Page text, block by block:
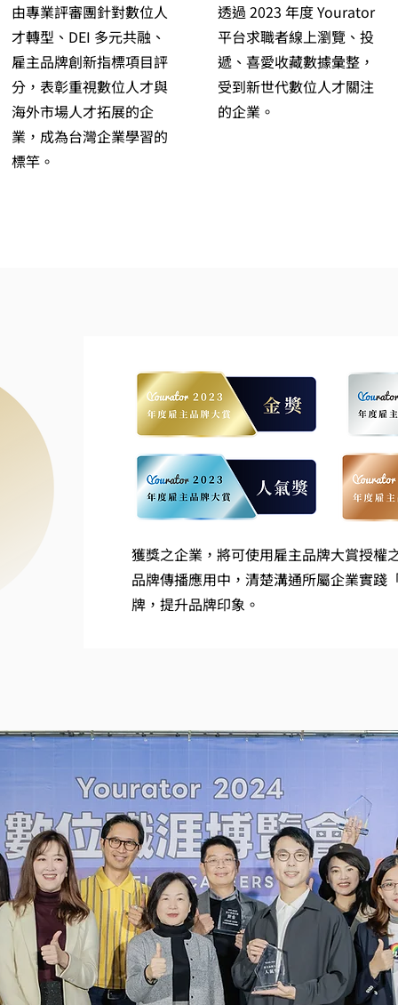
由專業評審團針對數位人
才轉型、DEI 多元共融、
雇主品牌創新指標項目評
分，表彰重視數位人才與
海外市場人才拓展的企
業，成為台灣企業學習的
標竿。
透過 2023 年度 Yourator
平台求職者線上瀏覽、投
遞、喜愛收藏數據彙整，
受到新世代數位人才關注
的企業。
獲獎之企業，將可使用雇主品牌大賞授權
品牌傳播應用中，清楚溝通所屬企業實踐
牌，提升品牌印象。